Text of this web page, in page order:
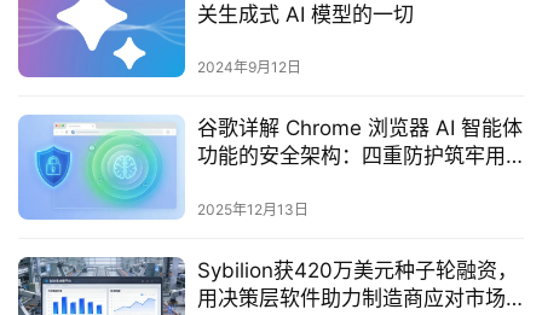
关生成式 AI 模型的一切
2024年9月12日
谷歌详解 Chrome 浏览器 AI 智能体
功能的安全架构：四重防护筑牢用
2025年12月13日
Sybilion获420万美元种子轮融资，
用决策层软件助力制造商应对市场